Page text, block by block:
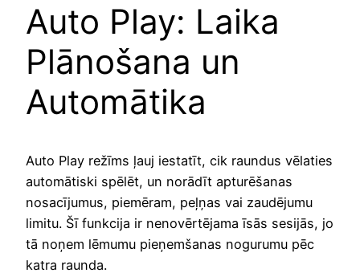
Auto Play: Laika
Plānošana un
Automātika
Auto Play režīms ļauj iestatīt, cik raundus vēlaties
automātiski spēlēt, un norādīt apturēšanas
nosacījumus, piemēram, peļņas vai zaudējumu
limitu. Šī funkcija ir nenovērtējama īsās sesijās, jo
tā noņem lēmumu pieņemšanas nogurumu pēc
katra raunda.